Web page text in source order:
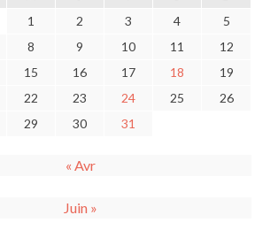
1
2 3 4
5
8 9 10 11
12
15 16 17 18
19
22 23 24 25
26
29 30 31
« Avr
Juin »